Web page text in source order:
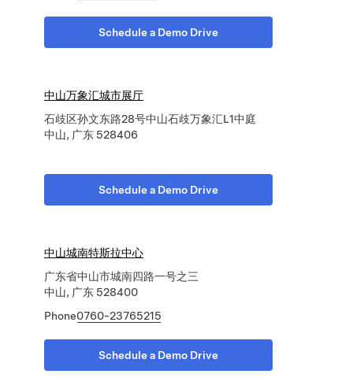
Schedule a Demo Drive
中山万象汇城市展厅
石歧区孙文东路28号中山石歧万象汇L1中庭
中山, 广东 528406
Schedule a Demo Drive
中山城南特斯拉中心
广东省中山市城南四路一号之三
中山, 广东 528400
Phone0760-23765215
Schedule a Demo Drive